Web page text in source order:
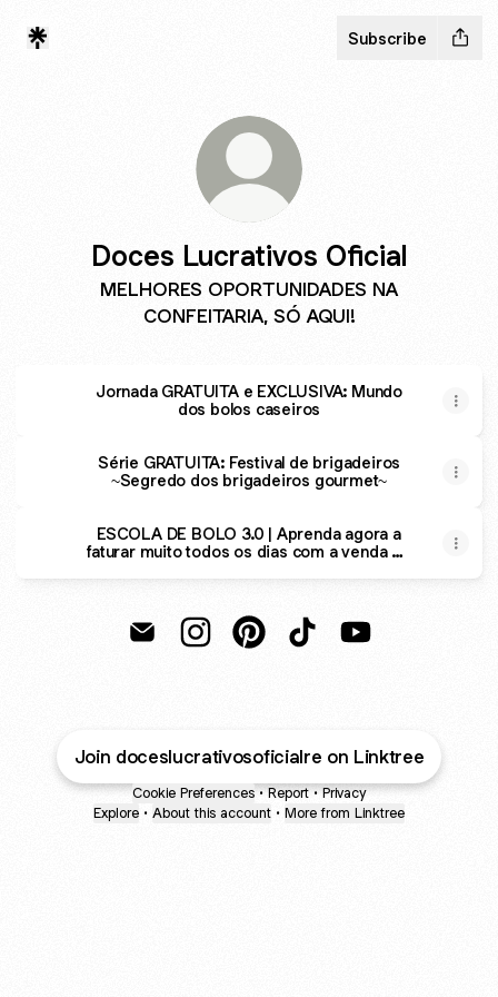
Subscribe
Doces Lucrativos Oficial
MELHORES OPORTUNIDADES NA
CONFEITARIA, SÓ AQUI!
Jornada GRATUITA e EXCLUSIVA: Mundo
dos bolos caseiros
Série GRATUITA: Festival de brigadeiros
~Segredo dos brigadeiros gourmet~
ESCOLA DE BOLO 3.0 | Aprenda agora a
faturar muito todos os dias com a venda de
Join doceslucrativosoficialre on Linktree
Cookie Preferences • Report • Privacy
Explore • About this account • More from Linktree